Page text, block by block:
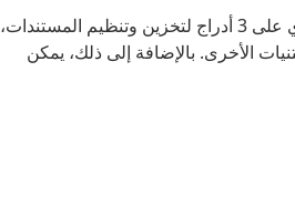
هذه الخزانة مصنوعة من خشب صناعي عالي الجودة، مما يجعلها متينة وتدوم طويلاً. تحتوي على 3 أدراج لتخزين وتنظيم المستندات،
الأخرى. بالإضافة إلى ذلك، يمكن